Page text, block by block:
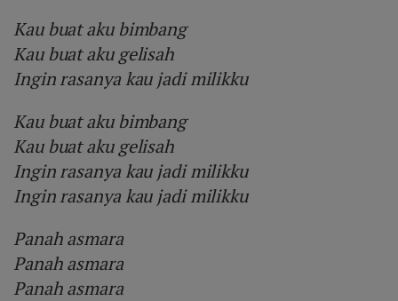
Kau buat aku bimbang
Kau buat aku gelisah
Ingin rasanya kau jadi milikku
Kau buat aku bimbang
Kau buat aku gelisah
Ingin rasanya kau jadi milikku
Ingin rasanya kau jadi milikku
Panah asmara
Panah asmara
Panah asmara